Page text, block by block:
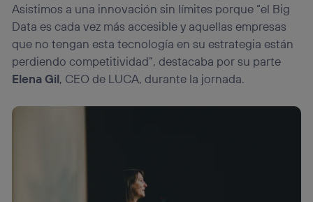
Asistimos a una innovación sin límites porque “el Big
Data es cada vez más accesible y aquellas empresas
que no tengan esta tecnología en su estrategia están
perdiendo competitividad”, destacaba por su parte
Elena Gil, CEO de LUCA, durante la jornada.